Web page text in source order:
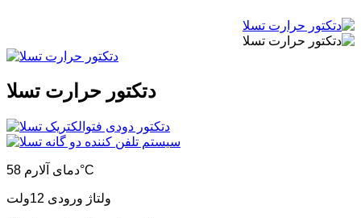
دتکتور حرارت تسلا
دمای آلارم 58°C
ولتاژ ورودی 12ولت